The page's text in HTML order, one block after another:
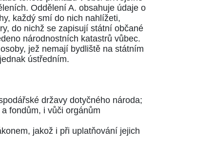
Oddělení A. obsahuje údaje o
každý smí do nich nahlížeti,
do nichž se zapisují státní občané
národnostních katastrů vůbec.
jež nemají bydliště na státním
ústředním.
državy dotyčného národa;
fondům, i vůči orgánům
jakož i při uplatňování jejich